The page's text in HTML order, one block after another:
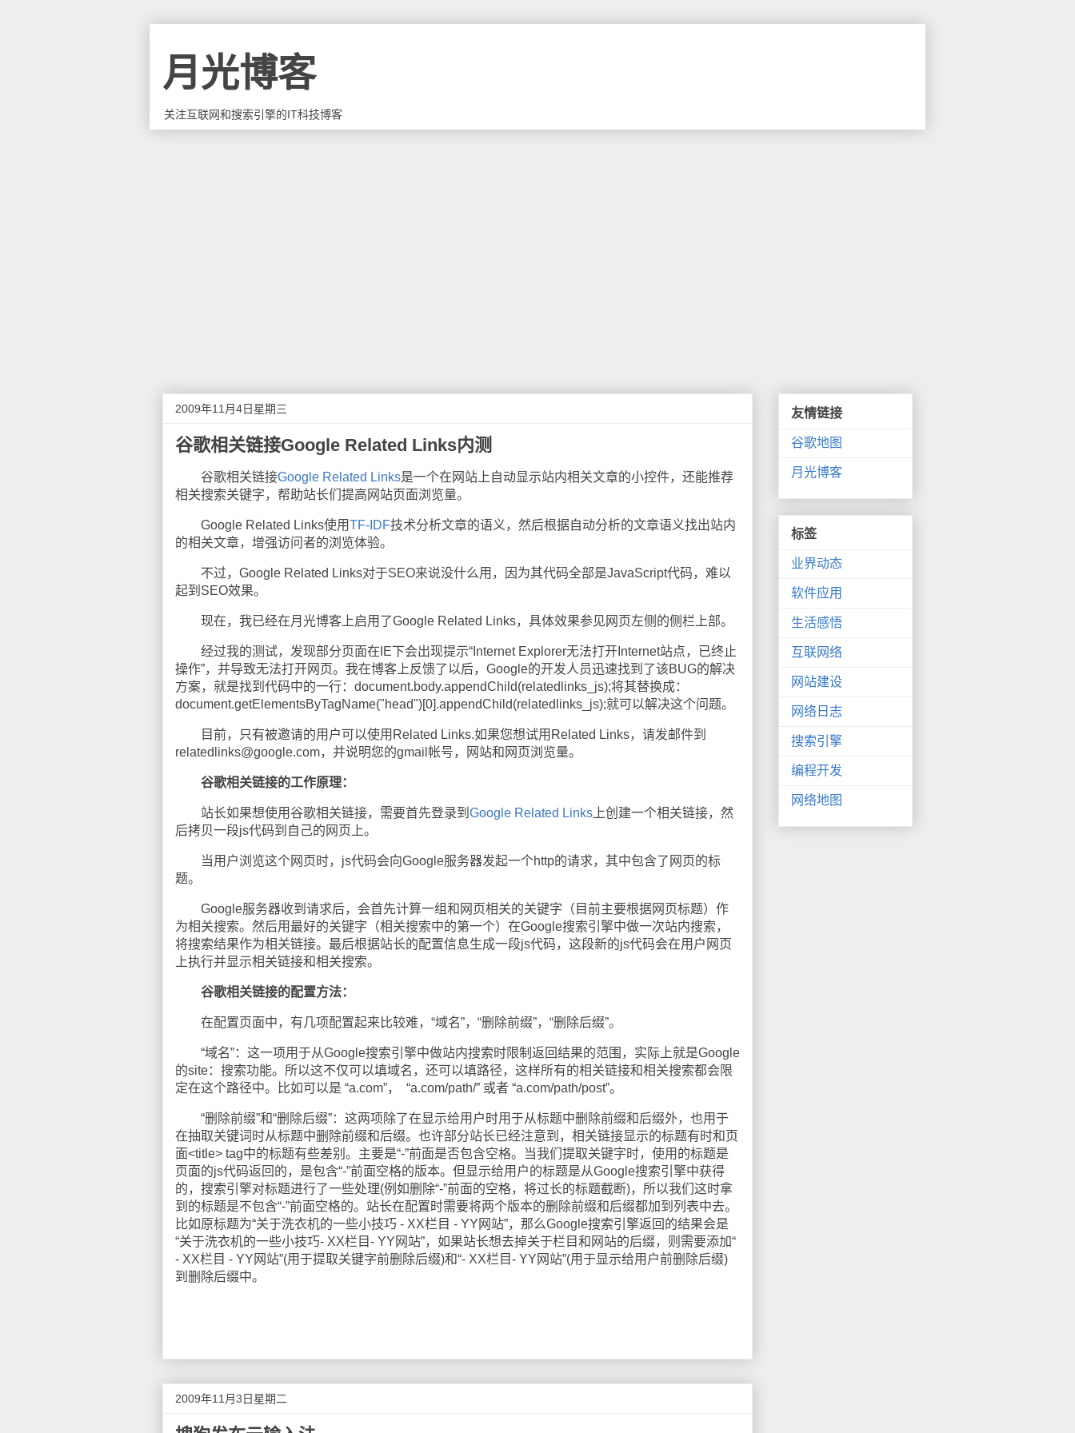
月光博客
关注互联网和搜索引擎的IT科技博客
2009年11月4日星期三
谷歌相关链接Google Related Links内测
谷歌相关链接Google Related Links是一个在网站上自动显示站内相关文章的小控件，还能推荐
相关搜索关键字，帮助站长们提高网站页面浏览量。
Google Related Links使用TF-IDF技术分析文章的语义，然后根据自动分析的文章语义找出站内
的相关文章，增强访问者的浏览体验。
不过，Google Related Links对于SEO来说没什么用，因为其代码全部是JavaScript代码，难以
起到SEO效果。
现在，我已经在月光博客上启用了Google Related Links，具体效果参见网页左侧的侧栏上部。
经过我的测试，发现部分页面在IE下会出现提示“Internet Explorer无法打开Internet站点，已终止
操作”，并导致无法打开网页。我在博客上反馈了以后，Google的开发人员迅速找到了该BUG的解决
方案，就是找到代码中的一行：document.body.appendChild(relatedlinks_js);将其替换成：
document.getElementsByTagName("head")[0].appendChild(relatedlinks_js);就可以解决这个问题。
目前，只有被邀请的用户可以使用Related Links.如果您想试用Related Links，请发邮件到
relatedlinks@google.com，并说明您的gmail帐号，网站和网页浏览量。
谷歌相关链接的工作原理：
站长如果想使用谷歌相关链接，需要首先登录到 Google Related Links 上创建一个相关链接，然
后拷贝一段js代码到自己的网页上。
当用户浏览这个网页时，js代码会向Google服务器发起一个http的请求，其中包含了网页的标
题。
Google服务器收到请求后，会首先计算一组和网页相关的关键字（目前主要根据网页标题）作
为相关搜索。然后用最好的关键字（相关搜索中的第一个）在Google搜索引擎中做一次站内搜索，
将搜索结果作为相关链接。最后根据站长的配置信息生成一段js代码，这段新的js代码会在用户网页
上执行并显示相关链接和相关搜索。
谷歌相关链接的配置方法：
在配置页面中，有几项配置起来比较难，“域名”，“删除前缀”，“删除后缀”。
“域名”：这一项用于从Google搜索引擎中做站内搜索时限制返回结果的范围，实际上就是Google
的site：搜索功能。所以这不仅可以填域名，还可以填路径，这样所有的相关链接和相关搜索都会限
定在这个路径中。比如可以是 “a.com”， “a.com/path/” 或者 “a.com/path/post”。
“删除前缀”和“删除后缀”：这两项除了在显示给用户时用于从标题中删除前缀和后缀外，也用于
在抽取关键词时从标题中删除前缀和后缀。也许部分站长已经注意到，相关链接显示的标题有时和页
面<title> tag中的标题有些差别。主要是“-”前面是否包含空格。当我们提取关键字时，使用的标题是
页面的js代码返回的，是包含“-”前面空格的版本。但显示给用户的标题是从Google搜索引擎中获得
的，搜索引擎对标题进行了一些处理(例如删除“-”前面的空格，将过长的标题截断)，所以我们这时拿
到的标题是不包含“-”前面空格的。站长在配置时需要将两个版本的删除前缀和后缀都加到列表中去。
比如原标题为“关于洗衣机的一些小技巧 - XX栏目 - YY网站”，那么Google搜索引擎返回的结果会是
“关于洗衣机的一些小技巧- XX栏目- YY网站”，如果站长想去掉关于栏目和网站的后缀，则需要添加“
- XX栏目 - YY网站”(用于提取关键字前删除后缀)和“- XX栏目- YY网站”(用于显示给用户前删除后缀)
到删除后缀中。
2009年11月3日星期二
友情链接
谷歌地图
月光博客
标签
业界动态
软件应用
生活感悟
互联网络
网站建设
网络日志
搜索引擎
编程开发
网络地图